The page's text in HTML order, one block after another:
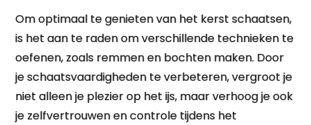
Om optimaal te genieten van het kerst schaatsen,
is het aan te raden om verschillende technieken te
oefenen, zoals remmen en bochten maken. Door
je schaatsvaardigheden te verbeteren, vergroot je
niet alleen je plezier op het ijs, maar verhoog je ook
je zelfvertrouwen en controle tijdens het